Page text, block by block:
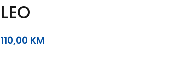
LEO
110,00 KM